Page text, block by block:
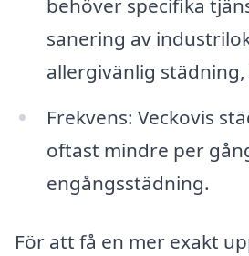
behöver specifika
sanering av
allergivänlig
Frekvens: Veckovis
oftast mindre per
engångsstädning.
För att få en mer exakt